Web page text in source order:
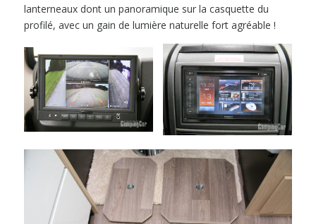
lanterneaux dont un panoramique sur la casquette du
profilé, avec un gain de lumière naturelle fort agréable !